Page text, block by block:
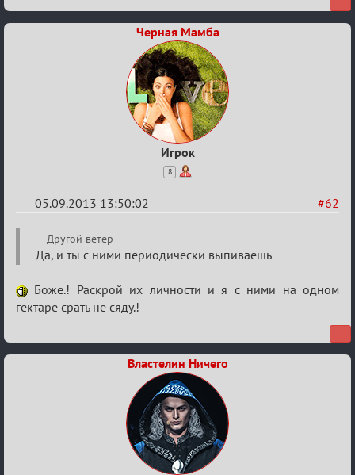
Черная Мамба
Игрок
8
#62
05.09.2013 13:50:02
Re:
Годовщина
Другой ветер
Да, и ты с ними периодически выпиваешь
Боже.! Раскрой их личности и я с ними на одном
гектаре срать не сяду.!
Властелин Ничего